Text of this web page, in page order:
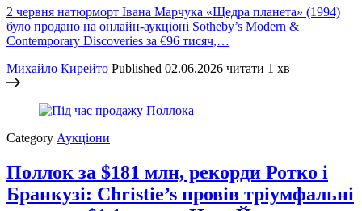
2 червня натюрморт Івана Марчука «Щедра планета» (1994)
було продано на онлайн-аукціоні Sotheby’s Modern &
Contemporary Discoveries за €96 тисяч,…
Михайло Кирейто Published 02.06.2026 читати 1 хв
Category Аукціони
Поллок за $181 млн, рекорди Ротко і
Бранкузі: Christie’s провів тріумфальні